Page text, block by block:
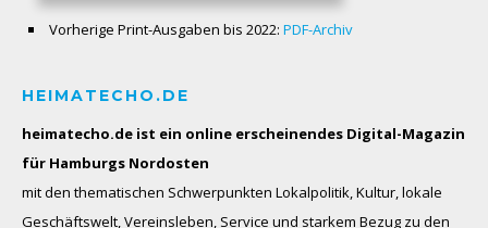
Vorherige Print-Ausgaben bis 2022: PDF-Archiv
HEIMATECHO.DE
heimatecho.de ist ein online erscheinendes Digital-Magazin
für Hamburgs Nordosten
mit den thematischen Schwerpunkten Lokalpolitik, Kultur, lokale
Geschäftswelt, Vereinsleben, Service und starkem Bezug zu den